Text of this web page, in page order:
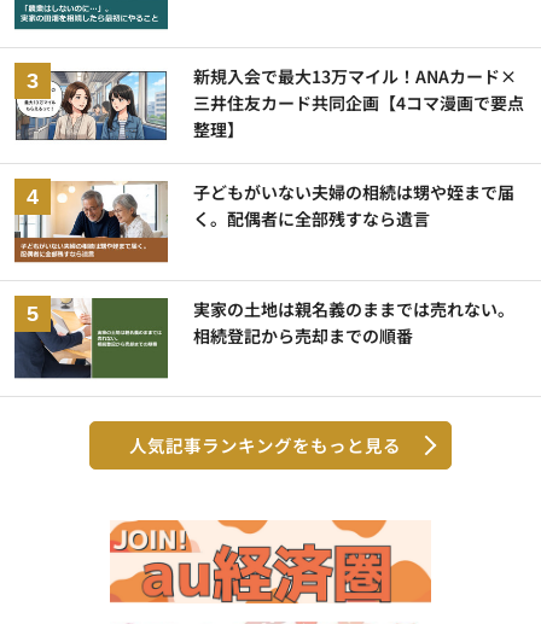
新規入会で最大13万マイル！ANAカード×
三井住友カード共同企画【4コマ漫画で要点
整理】
子どもがいない夫婦の相続は甥や姪まで届
く。配偶者に全部残すなら遺言
実家の土地は親名義のままでは売れない。
相続登記から売却までの順番
人気記事ランキングをもっと見る